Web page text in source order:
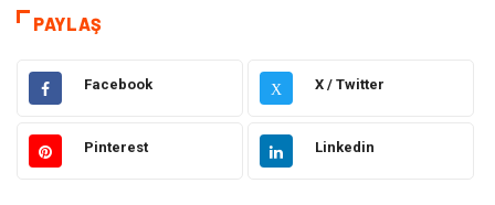
Dekorasyon
Elektrik Elektronik Ulaşım ve Taşımacılık
Gıda Eğitim & Kariyer
PAYLAŞ
Facebook X X / Twitter
Pinterest Linkedin